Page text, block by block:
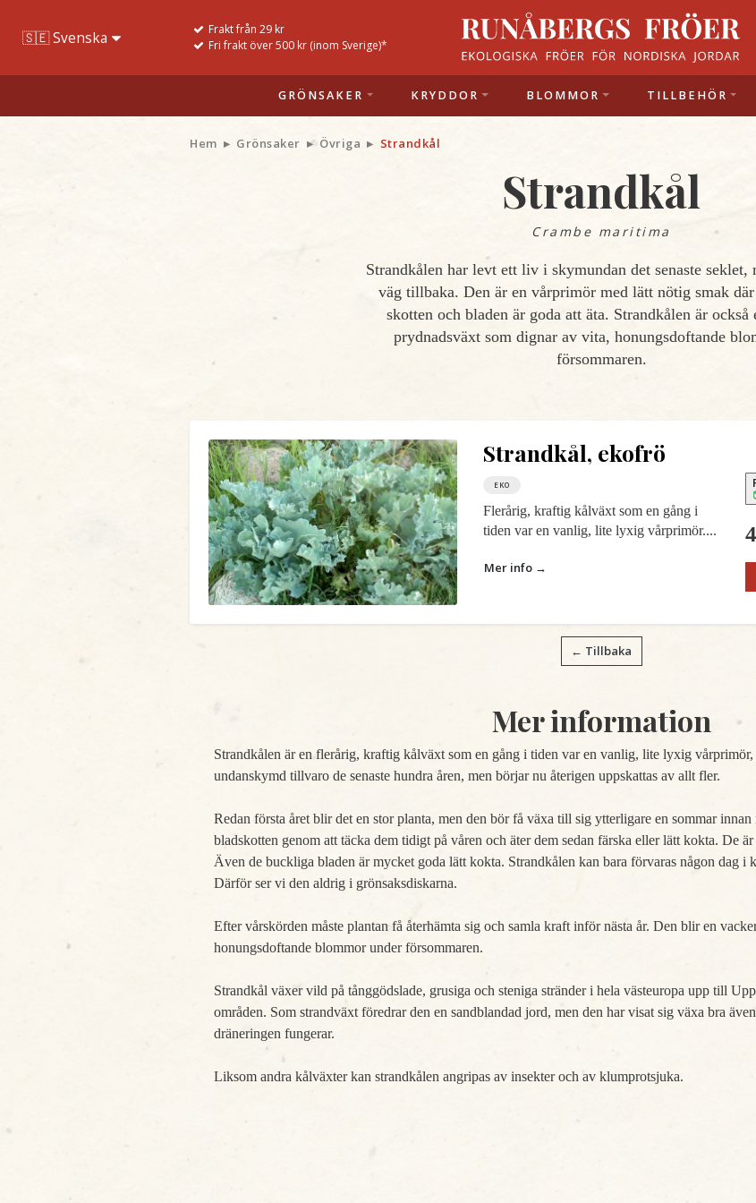
Frakt från 29 kr
Fri frakt över 500 kr (inom Sverige)*
GRÖNSAKER KRYDDOR BLOMMOR TILLBEHÖR
Hem Grönsaker Övriga Strandkål
Strandkål
Crambe maritima
Strandkålen har levt ett liv i skymundan det senaste seklet,
väg tillbaka. Den är en vårprimör med lätt nötig smak där
skotten och bladen är goda att äta. Strandkålen är också
prydnadsväxt som dignar av vita, honungsdoftande
försommaren.
Strandkål, ekofrö
EKO
Flerårig, kraftig kålväxt som en gång i
tiden var en vanlig, lite lyxig vårprimör....
Mer info →
← Tillbaka
Mer information
Strandkålen är en flerårig, kraftig kålväxt som en gång i tiden var en vanlig, lite lyxig
undanskymd tillvaro de senaste hundra åren, men börjar nu återigen uppskattas av allt fler.
Redan första året blir det en stor planta, men den bör få växa till sig ytterligare en sommar
bladskotten genom att täcka dem tidigt på våren och äter dem sedan färska eller lätt kokta. De
Även de buckliga bladen är mycket goda lätt kokta. Strandkålen kan bara förvaras någon dag i
Därför ser vi den aldrig i grönsaksdiskarna.
Efter vårskörden måste plantan få återhämta sig och samla kraft inför nästa år. Den blir en
honungsdoftande blommor under försommaren.
Strandkål växer vild på tånggödslade, grusiga och steniga stränder i hela västeuropa upp till
områden. Som strandväxt föredrar den en sandblandad jord, men den har visat sig växa bra
dräneringen fungerar.
Liksom andra kålväxter kan strandkålen angripas av insekter och av klumprotsjuka.